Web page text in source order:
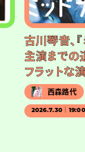
古川琴音、
主演までの
フラットな
西森路代
2026.7.30｜